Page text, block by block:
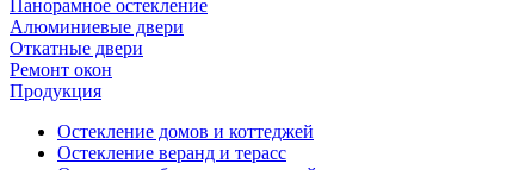
Панорамное остекление
Алюминиевые двери
Откатные двери
Ремонт окон
Продукция
Остекление домов и коттеджей
Остекление веранд и терасс